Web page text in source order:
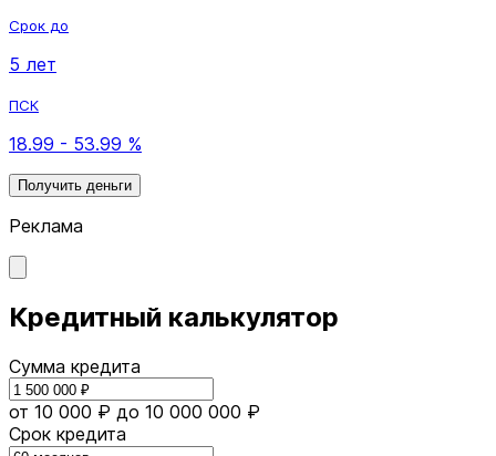
Срок до
5 лет
ПСК
18.99 - 53.99 %
Получить деньги
Реклама
Кредитный калькулятор
Сумма кредита
от 10 000 ₽ до 10 000 000 ₽
Срок кредита